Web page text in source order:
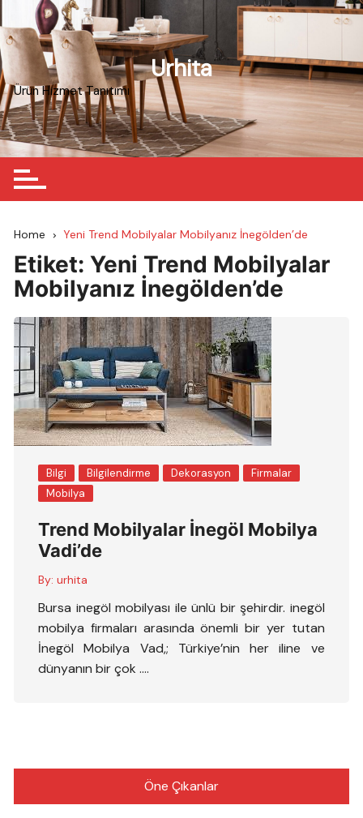
to
content
Urhita
Ürün Hizmet Tanıtımı
Home Yeni Trend Mobilyalar Mobilyanız İnegölden’de
Etiket:Yeni Trend Mobilyalar
Mobilyanız İnegölden’de
Bilgi Bilgilendirme Dekorasyon
Firmalar
Mobilya
Trend Mobilyalar İnegöl Mobilya
Vadi’de
By: urhita
Bursa inegöl mobilyası ile ünlü bir şehirdir. inegöl
mobilya firmaları arasında önemli bir yer tutan
İnegöl Mobilya Vad,; Türkiye’nin her iline ve
dünyanın bir çok ….
Öne Çıkanlar